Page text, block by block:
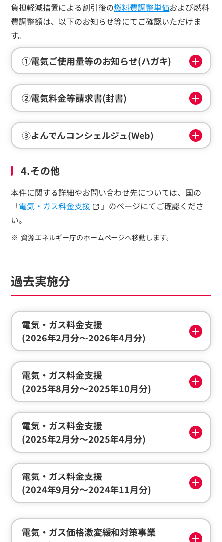
負担軽減措置による割引後の燃料費調整単価および燃料
費調整額は、以下のお知らせ等にてご確認いただけま
す。
①電気ご使用量等のお知らせ(ハガキ)
②電気料金等請求書(封書)
③よんでんコンシェルジュ(Web)
4.その他
本件に関する詳細やお問い合わせ先については、国の
「電気・ガス料金支援
」のページにてご確認くださ
い。
資源エネルギー庁のホームページへ移動します。
過去実施分
電気・ガス料金支援
(2026年2月分～2026年4月分)
電気・ガス料金支援
(2025年8月分～2025年10月分)
電気・ガス料金支援
(2025年2月分～2025年4月分)
電気・ガス料金支援
(2024年9月分～2024年11月分)
電気・ガス価格激変緩和対策事業